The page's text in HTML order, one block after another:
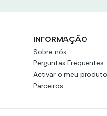
INFORMAÇÃO
Sobre nós
Perguntas Frequentes
Activar o meu produto
Parceiros